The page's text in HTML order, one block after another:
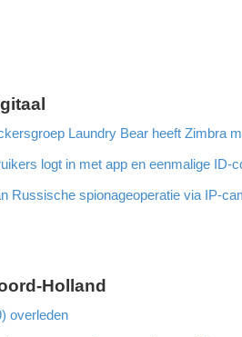
Laundry Bear heeft Zimbra
logt in met app en eenmalige ID-
Russische spionageoperatie via IP-
Holland
overleden